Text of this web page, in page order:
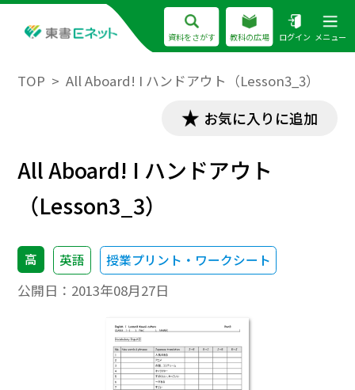
資料をさがす 教科の広場 ログイン メニュー
TOP All Aboard! I ハンドアウト（Lesson3_3）
お気に入りに追加
All Aboard! I ハンドアウト
（Lesson3_3）
高 英語 授業プリント・ワークシート
公開日： 2013年08月27日